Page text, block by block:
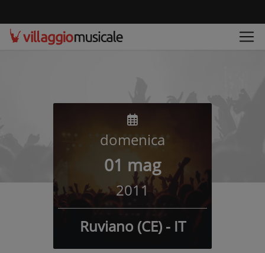
domenica
01 mag
2011
Ruviano (CE) - IT